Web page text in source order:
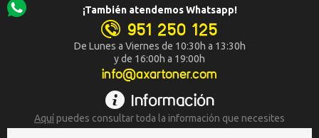
¡También atendemos Whatsapp!
951 250 125
De Lunes a Viernes de 10:30h a 13:30h
y de 16:00h a 19:00h
info@axartoner.com
Información
Aquípuedes consultar toda la información que necesites